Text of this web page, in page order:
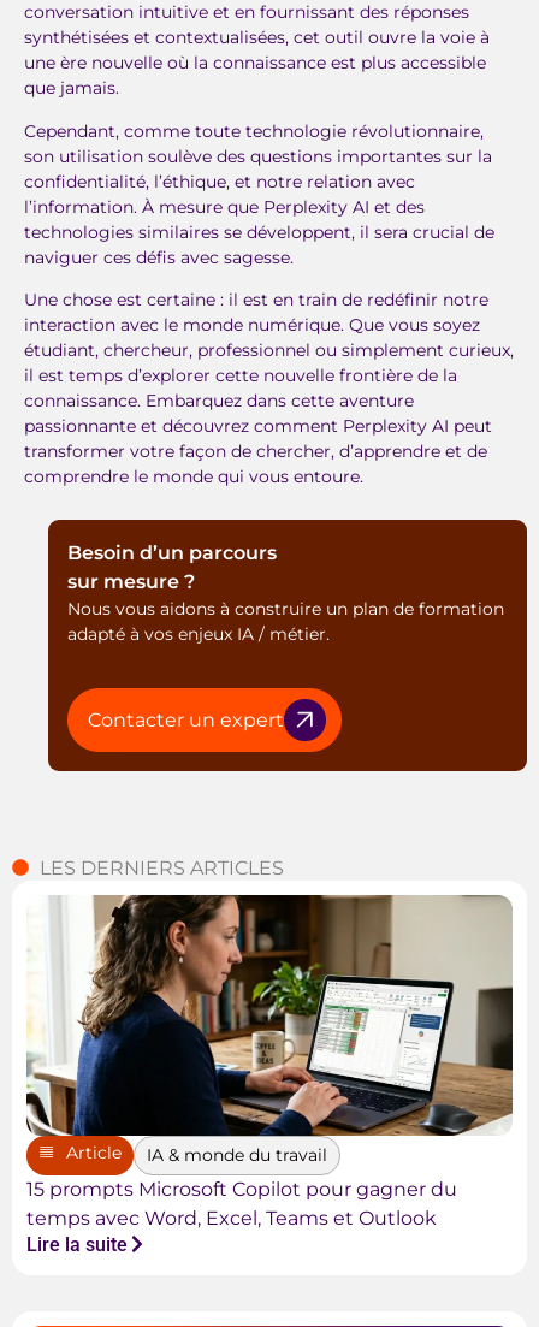
conversation intuitive et en fournissant des réponses
synthétisées et contextualisées, cet outil ouvre la voie à
une ère nouvelle où la connaissance est plus accessible
que jamais.
Cependant, comme toute technologie révolutionnaire,
son utilisation soulève des questions importantes sur la
confidentialité, l’éthique, et notre relation avec
l’information. À mesure que Perplexity AI et des
technologies similaires se développent, il sera crucial de
naviguer ces défis avec sagesse.
Une chose est certaine : il est en train de redéfinir notre
interaction avec le monde numérique. Que vous soyez
étudiant, chercheur, professionnel ou simplement curieux,
il est temps d’explorer cette nouvelle frontière de la
connaissance. Embarquez dans cette aventure
passionnante et découvrez comment Perplexity AI peut
transformer votre façon de chercher, d’apprendre et de
comprendre le monde qui vous entoure.
Besoin d’un parcours
sur mesure ?
Nous vous aidons à construire un plan de formation
adapté à vos enjeux IA / métier.
Contacter un expert
LES DERNIERS ARTICLES
Article IA & monde du travail
15 prompts Microsoft Copilot pour gagner du
temps avec Word, Excel, Teams et Outlook
Lire la suite